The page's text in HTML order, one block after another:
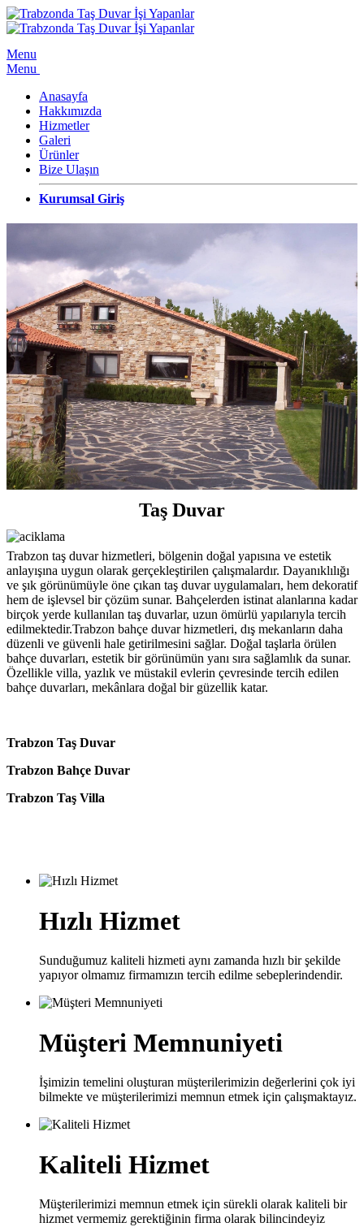
Menu
Menu
Anasayfa
Hakkımızda
Hizmetler
Galeri
Ürünler
Bize Ulaşın
Kurumsal Giriş
Taş Duvar
Trabzon taş duvar hizmetleri, bölgenin doğal yapısına ve estetik
anlayışına uygun olarak gerçekleştirilen çalışmalardır. Dayanıklılığı
ve şık görünümüyle öne çıkan taş duvar uygulamaları, hem dekoratif
hem de işlevsel bir çözüm sunar. Bahçelerden istinat alanlarına kadar
birçok yerde kullanılan taş duvarlar, uzun ömürlü yapılarıyla tercih
edilmektedir.Trabzon bahçe duvar hizmetleri, dış mekanların daha
düzenli ve güvenli hale getirilmesini sağlar. Doğal taşlarla örülen
bahçe duvarları, estetik bir görünümün yanı sıra sağlamlık da sunar.
Özellikle villa, yazlık ve müstakil evlerin çevresinde tercih edilen
bahçe duvarları, mekânlara doğal bir güzellik katar.
Trabzon Taş Duvar
Trabzon Bahçe Duvar
Trabzon Taş Villa
Hızlı Hizmet
Sunduğumuz kaliteli hizmeti aynı zamanda hızlı bir şekilde
yapıyor olmamız firmamızın tercih edilme sebeplerindendir.
Müşteri Memnuniyeti
İşimizin temelini oluşturan müşterilerimizin değerlerini çok iyi
bilmekte ve müşterilerimizi memnun etmek için çalışmaktayız.
Kaliteli Hizmet
Müşterilerimizi memnun etmek için sürekli olarak kaliteli bir
hizmet vermemiz gerektiğinin firma olarak bilincindeyiz